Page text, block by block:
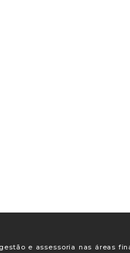
e assessoria nas áreas